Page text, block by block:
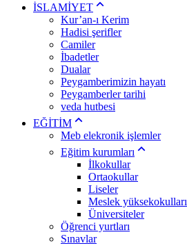
İSLAMİYET
Kur’an-ı Kerim
Hadisi şerifler
Camiler
İbadetler
Dualar
Peygamberimizin hayatı
Peygamberler tarihi
veda hutbesi
EĞİTİM
Meb elekronik işlemler
Eğitim kurumları
İlkokullar
Ortaokullar
Liseler
Meslek yüksekokulları
Üniversiteler
Öğrenci yurtları
Sınavlar